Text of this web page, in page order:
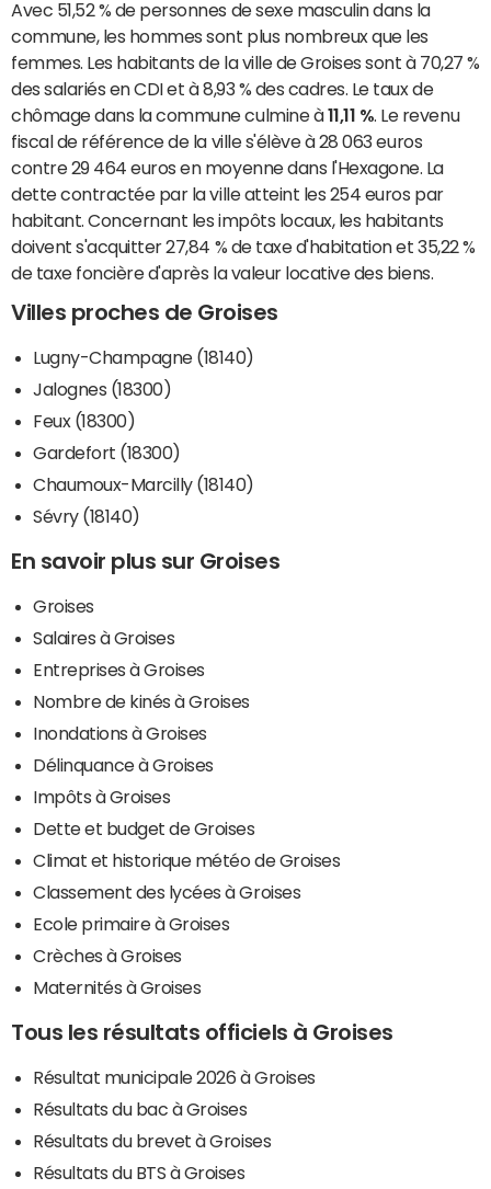
Avec 51,52 % de personnes de sexe masculin dans la
commune, les hommes sont plus nombreux que les
femmes. Les habitants de la ville de Groises sont à 70,27 %
des salariés en CDI et à 8,93 % des cadres. Le taux de
chômage dans la commune culmine à11,11 % . Le revenu
fiscal de référence de la ville s'élève à 28 063 euros
contre 29 464 euros en moyenne dans l'Hexagone. La
dette contractée par la ville atteint les 254 euros par
habitant. Concernant les impôts locaux, les habitants
doivent s'acquitter 27,84 % de taxe d'habitation et 35,22 %
de taxe foncière d'après la valeur locative des biens.
Villes proches de Groises
Lugny-Champagne (18140)
Jalognes (18300)
Feux (18300)
Gardefort (18300)
Chaumoux-Marcilly (18140)
Sévry (18140)
En savoir plus sur Groises
Groises
Salaires à Groises
Entreprises à Groises
Nombre de kinés à Groises
Inondations à Groises
Délinquance à Groises
Impôts à Groises
Dette et budget de Groises
Climat et historique météo de Groises
Classement des lycées à Groises
Ecole primaire à Groises
Crèches à Groises
Maternités à Groises
Tous les résultats officiels à Groises
Résultat municipale 2026 à Groises
Résultats du bac à Groises
Résultats du brevet à Groises
Résultats du BTS à Groises